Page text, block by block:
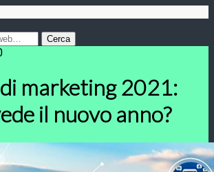
marketing 2021:
il nuovo anno?